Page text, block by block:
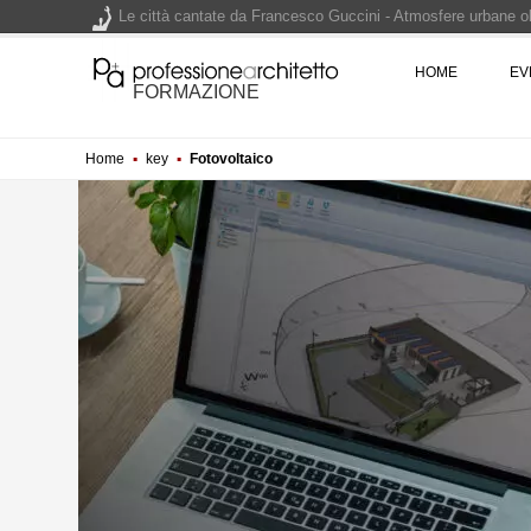
FORMAZIONE
HOME
Home ▪ key ▪ Fotovoltaico
Le città cantate da Francesco Guccini - Atmosfere urbane
200 manifesti per i 200 anni di Carlo Collodi, creatore di